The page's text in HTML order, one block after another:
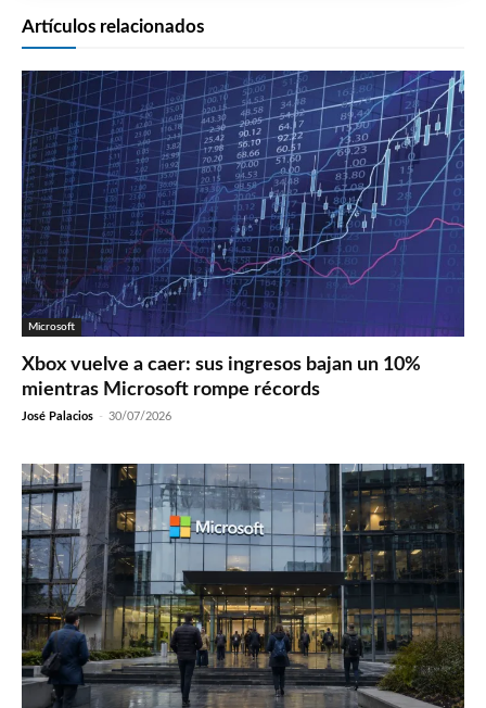
Artículos relacionados
Microsoft
Xbox vuelve a caer: sus ingresos bajan un 10%
mientras Microsoft rompe récords
José Palacios - 30/07/2026